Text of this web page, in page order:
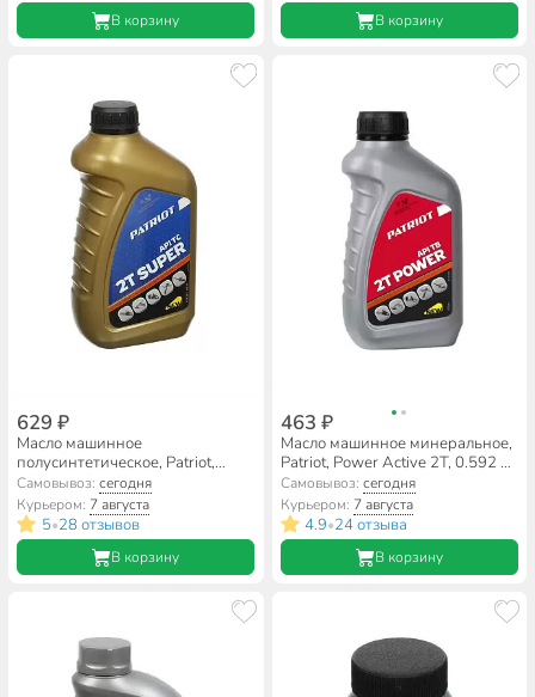
В корзину В корзину
629 ₽
Масло машинное
полусинтетическое, Patriot,
Power Super Active 2T, 0.946 л,
850030596
Самовывоз:сегодня
Курьером: 7 августа
5•28 отзывов
В корзину
463 ₽
Масло машинное минеральное,
Patriot, Power Active 2T, 0.592 л,
850030628
Самовывоз: сегодня
Курьером: 7 августа
4.9•24 отзыва
В корзину